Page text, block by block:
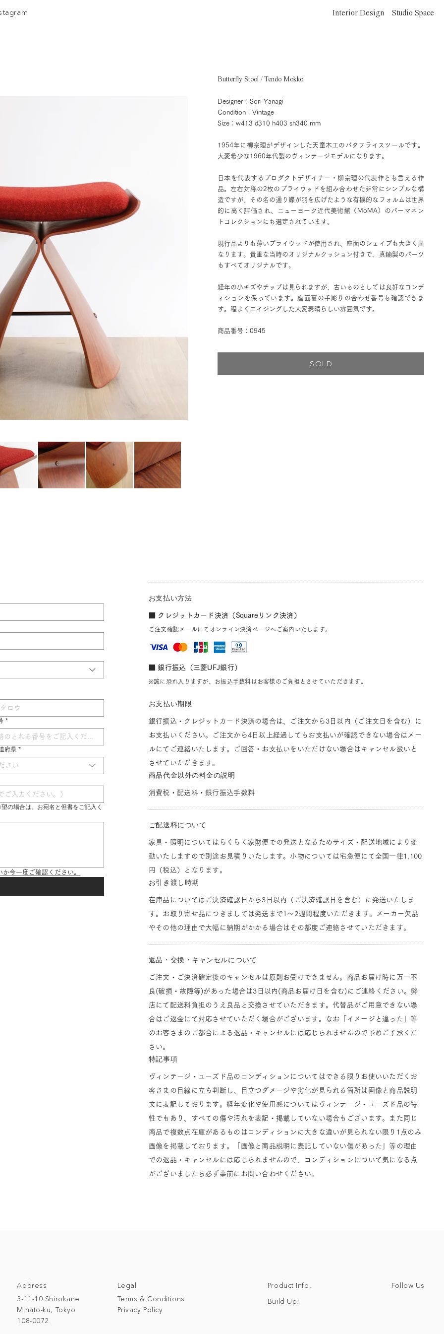
Interior Design Studio Space
*
府県 *
さい
の場合は、お宛名と但書をご記入く
今一度ご確認ください。
お支払い方法
■ クレジットカード決済（Squareリンク決済）
ご注文確認メールにてオンライン決済ページへご案内いたします。
■ 銀行振込（三菱UFJ銀行）
※誠に恐れ入りますが、お振込手数料はお客様のご負担とさせていただきます。
お支払い期限
銀行振込・クレジットカード決済の場合は、ご注文から3日以内（ご注文日を含む）に
お支払いください。ご注文から4日以上経過してもお支払いが確認できない場合はメー
ルにてご連絡いたします。ご回答・お支払いをいただけない場合はキャンセル扱いと
させていただきます。
商品代金以外の料金の説明
消費税・配送料・銀行振込手数料
ご配送料について
家具・照明についてはらくらく家財便での発送となるためサイズ・配送地域により変
動いたしますので別途お見積りいたします。小物については宅急便にて全国一律1,100
円（税込）となります。
お引き渡し時期
在庫品についてはご決済確認日から3日以内（ご決済確認日を含む）に発送いたしま
す。お取り寄せ品につきましては発送まで1～2週間程度いただきます。メーカー欠品
やその他の理由で大幅に納期がかかる場合はその都度ご連絡させていただきます。
返品・交換・キャンセルについて
ご注文・ご決済確定後のキャンセルは原則お受けできません。商品お届け時に万一不
良(破損・故障等)があった場合は3日以内(商品お届け日を含む)にご連絡ください。弊
店にて配送料負担のうえ良品と交換させていただきます。代替品がご用意できない場
合はご返金にて対応させていただく場合がございます。なお「イメージと違った」等
のお客さまのご都合による返品・キャンセルには応じられませんので予めご了承くだ
さい。
特記事項
ヴィンテージ・ユーズド品のコンディションについてはできる限りお使いいただくお
客さまの目線に立ち判断し、目立つダメージや劣化が見られる箇所は画像と商品説明
文に表記しております。経年変化や使用感についてはヴィンテージ・ユーズド品の特
性でもあり、すべての傷や汚れを表記・掲載していない場合もございます。また同じ
商品で複数点在庫があるものはコンディションに大きな違いが見られない限り1点のみ
画像を掲載しております。「画像と商品説明に表記していない傷があった」等の理由
での返品・キャンセルには応じられませんので、コンディションについて気になる点
がございましたら必ず事前にお問い合わせください。
Butterfly Stool / Tendo Mokko
Designer：Sori Yanagi
Condition：Vintage
Size：w413 d310 h403 sh340 mm
1954年に柳宗理がデザインした天童木工のバタフライスツールです。
大変希少な1960年代製のヴィンテージモデルになります。
日本を代表するプロダクトデザイナー・柳宗理の代表作とも言える作
品。左右対称の2枚のプライウッドを組み合わせた非常にシンプルな構
造ですが、その名の通り蝶が羽を広げたような有機的なフォルムは世界
的に高く評価され、ニューヨーク近代美術館（MoMA）のパーマネン
トコレクションにも選定されています。
現行品よりも薄いプライウッドが使用され、座面のシェイプも大きく異
なります。貴重な当時のオリジナルクッション付きで、真鍮製のパーツ
もすべてオリジナルです。
経年の小キズやチップは見られますが、古いものとしては良好なコンデ
ィションを保っています。座面裏の手彫りの合わせ番号も確認できま
す。程よくエイジングした大変素晴らしい雰囲気です。
商品番号：0945
SOLD
Address
3-11-10 Shirokane
Minato-ku, Tokyo
108-0072
Legal
Terms & Conditions
Privacy Policy
Product Info.
Build Up!
Follow Us